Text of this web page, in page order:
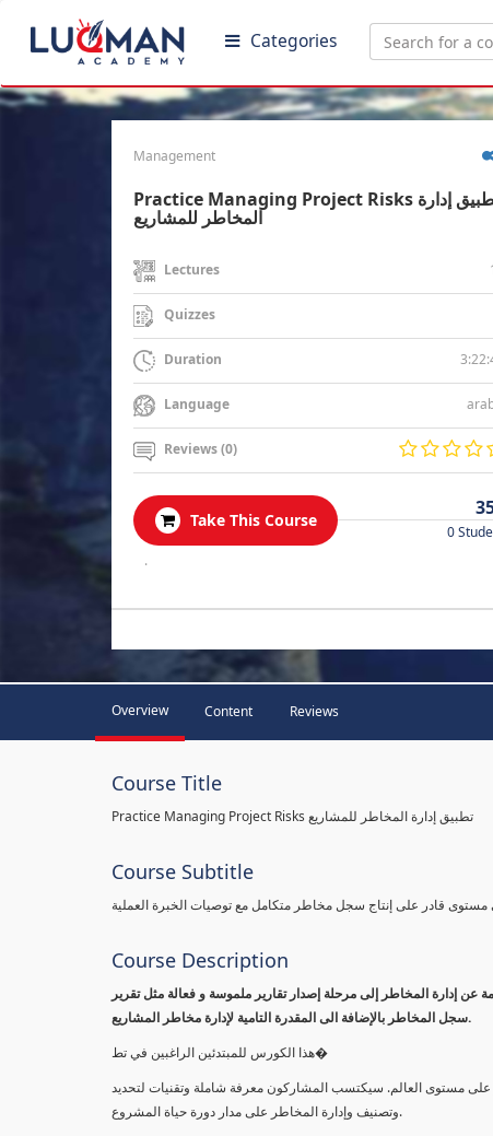
Categories
Management
Practice Managing Project Risks تطبيق إدارة
المخاطر للمشاريع
Lectures
Quizzes
Duration
Language
Reviews (0)
Take This Course
0
.
Overview Content Reviews
Course Title
Practice Managing Project Risks تطبيق إدارة المخاطر للمشاريع
Course Subtitle
قادر على إنتاج سجل مخاطر متكامل مع توصيات الخبرة العملية
Course Description
عن إدارة المخاطر إلى مرحلة إصدار تقارير ملموسة و فعالة مثل تقرير
سجل المخاطر بالإضافة الى المقدرة التامية لإدارة مخاطر المشاريع.
هذا الكورس للمبتدئين الراغبين في تط�
على مستوى العالم. سيكتسب المشاركون معرفة شاملة وتقنيات لتحديد
وتصنيف وإدارة المخاطر على مدار دورة حياة المشروع.